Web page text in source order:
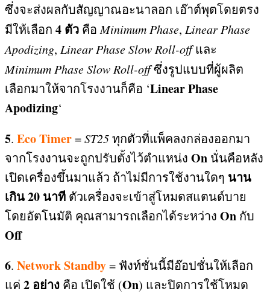
ซึ่งจะส่งผลกับสัญญาณอะนาลอก เอ๊าต์พุตโดยตรง
มีให้เลือก 4 ตัว คือMinimum Phase, Linear Phase
Apodizing, Linear Phase Slow Roll-off และ
Minimum Phase Slow Roll-offซึ่งรูปแบบที่ผู้ผลิต
เลือกมาให้จากโรงงานก็คือ ‘Linear Phase
Apodizing‘
5. Eco Timer=ST25ทุกตัวที่แพ็คลงกล่องออกมา
จากโรงงานจะถูกปรับตั้งไว้ตำแหน่ง On นั่นคือหลัง
เปิดเครื่องขึ้นมาแล้ว ถ้าไม่มีการใช้งานใดๆ นาน
เกิน20 นาที ตัวเครื่องจะเข้าสู่โหมดสแตนด์บาย
โดยอัตโนมัติ คุณสามารถเลือกได้ระหว่าง On กับ
Off
6. Network Standby= ฟังท์ชั่นนี้มีอ๊อปชั่นให้เลือก
แค่ 2 อย่าง คือ เปิดใช้ (On) และปิดการใช้โหมด